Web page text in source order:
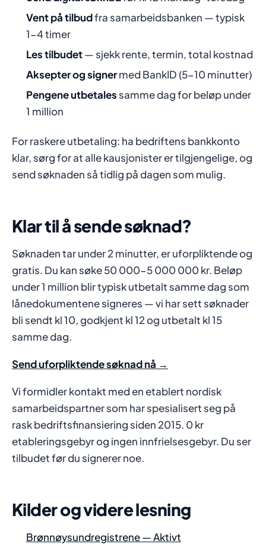
Vent på tilbudfra samarbeidsbanken — typisk
1-4 timer
Les tilbudet— sjekk rente, termin, total kostnad
Aksepter og signermed BankID (5-10 minutter)
Pengene utbetales samme dag for beløp under
1 million
For raskere utbetaling: ha bedriftens bankkonto
klar, sørg for at alle kausjonister er tilgjengelige, og
send søknaden så tidlig på dagen som mulig.
Klar til å sende søknad?
Søknaden tar under 2 minutter, er uforpliktende og
gratis. Du kan søke 50 000-5 000 000 kr. Beløp
under 1 million blir typisk utbetalt samme dag som
lånedokumentene signeres — vi har sett søknader
bli sendt kl 10, godkjent kl 12 og utbetalt kl 15
samme dag.
Send uforpliktende søknad nå →
Vi formidler kontakt med en etablert nordisk
samarbeidspartner som har spesialisert seg på
rask bedriftsfinansiering siden 2015. 0 kr
etableringsgebyr og ingen innfrielsesgebyr. Du ser
tilbudet før du signerer noe.
Kilder og videre lesning
Brønnøysundregistrene — Aktivt